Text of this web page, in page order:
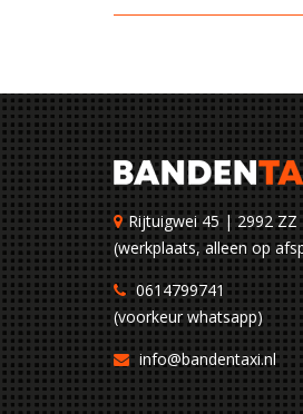
Rijtuigwei 45 | 2992
(werkplaats, alleen op
0614799741
(voorkeur whatsapp)
info@bandentaxi.nl